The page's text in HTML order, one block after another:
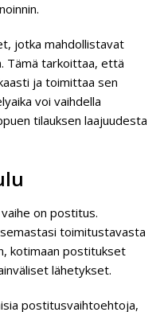
jotka mahdollistavat
Tämä tarkoittaa, että
ja toimittaa sen
voi vaihdella
tilauksen laajuudesta
on postitus.
toimitustavasta
kotimaan postitukset
lähetykset.
postitusvaihtoehtoja,